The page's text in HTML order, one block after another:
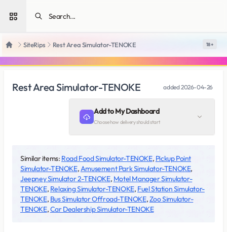
Open sidebar
HomeSiteRips Rest Area Simulator-TENOKE 18 +
Rest Area Simulator-TENOKE added2026-04-26
Add to My Dashboard
Choose how delivery should start
Similar items: Road Food Simulator-TENOKE, Pickup Point
Simulator-TENOKE,Amusement Park Simulator-TENOKE,
Jeepney Simulator 2-TENOKE, Motel Manager Simulator-
TENOKE, Relaxing Simulator-TENOKE, Fuel Station Simulator-
TENOKE, Bus Simulator Offroad-TENOKE,Zoo Simulator-
TENOKE,Car Dealership Simulator-TENOKE